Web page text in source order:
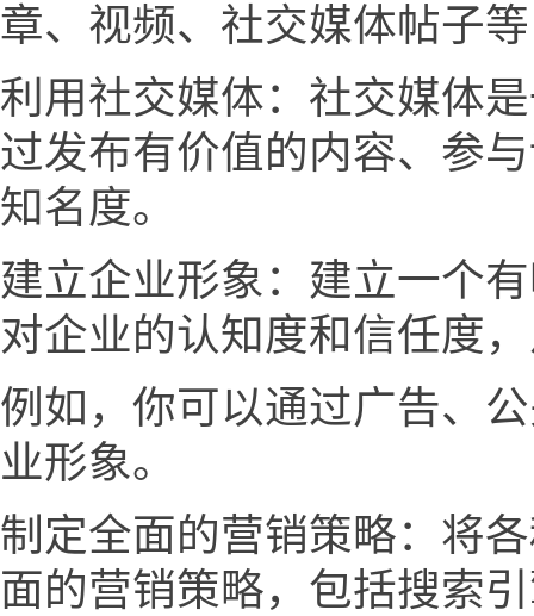
章、视频、社交媒体帖子
利用社交媒体：社交媒体
过发布有价值的内容、参
知名度。
建立企业形象：建立一个
对企业的认知度和信任度
例如，你可以通过广告、
业形象。
制定全面的营销策略：将
面的营销策略，包括搜索